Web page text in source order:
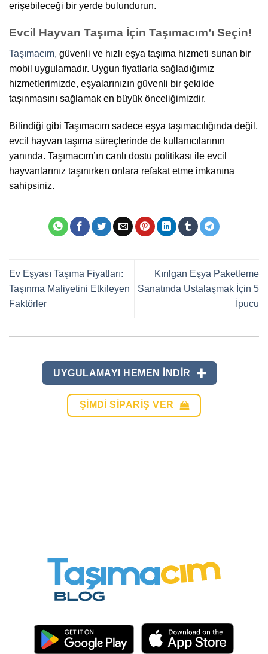
erişebileceği bir yerde bulundurun.
Evcil Hayvan Taşıma İçin Taşımacım’ı Seçin!
Taşımacım, güvenli ve hızlı eşya taşıma hizmeti sunan bir
mobil uygulamadır. Uygun fiyatlarla sağladığımız
hizmetlerimizde, eşyalarınızın güvenli bir şekilde
taşınmasını sağlamak en büyük önceliğimizdir.
Bilindiği gibi Taşımacım sadece eşya taşımacılığında değil,
evcil hayvan taşıma süreçlerinde de kullanıcılarının
yanında. Taşımacım’ın canlı dostu politikası ile evcil
hayvanlarınız taşınırken onlara refakat etme imkanına
sahipsiniz.
Ev Eşyası Taşıma Fiyatları:
Taşınma Maliyetini Etkileyen
Faktörler
Kırılgan Eşya Paketleme
Sanatında Ustalaşmak İçin 5
İpucu
UYGULAMAYI HEMEN INDIR
ŞIMDI SIPARIŞ VER